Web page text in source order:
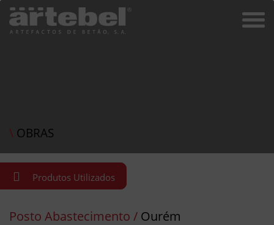
\ OBRAS
Produtos Utilizados
Posto Abastecimento / Ourém